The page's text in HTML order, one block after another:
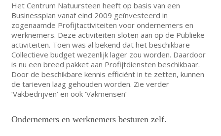
Het Centrum Natuursteen heeft op basis van een
Businessplan vanaf eind 2009 geïnvesteerd in
zogenaamde Profijtactiviteiten voor ondernemers en
werknemers. Deze activiteiten sloten aan op de Publieke
activiteiten. Toen was al bekend dat het beschikbare
Collectieve budget wezenlijk lager zou worden. Daardoor
is nu een breed pakket aan Profijtdiensten beschikbaar.
Door de beschikbare kennis efficiënt in te zetten, kunnen
de tarieven laag gehouden worden. Zie verder
‘Vakbedrijven’ en ook ‘Vakmensen’
Ondernemers en werknemers besturen zelf.